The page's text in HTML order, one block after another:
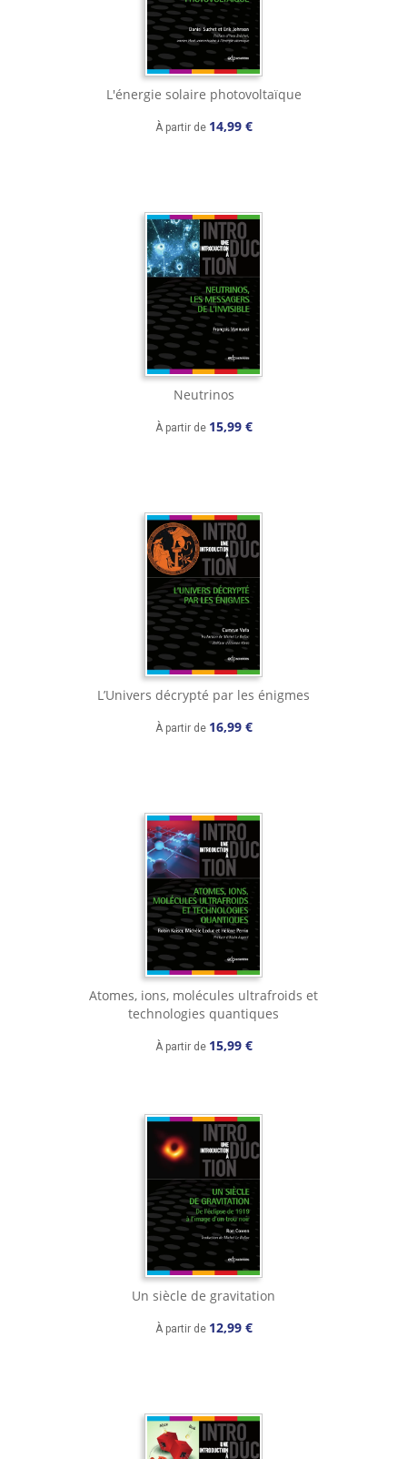
L'énergie solaire photovoltaïque
À partir de 14,99 €
Neutrinos
À partir de 15,99 €
L’Univers décrypté par les énigmes
À partir de 16,99 €
Atomes, ions, molécules ultrafroids et
technologies quantiques
À partir de 15,99 €
Un siècle de gravitation
À partir de 12,99 €